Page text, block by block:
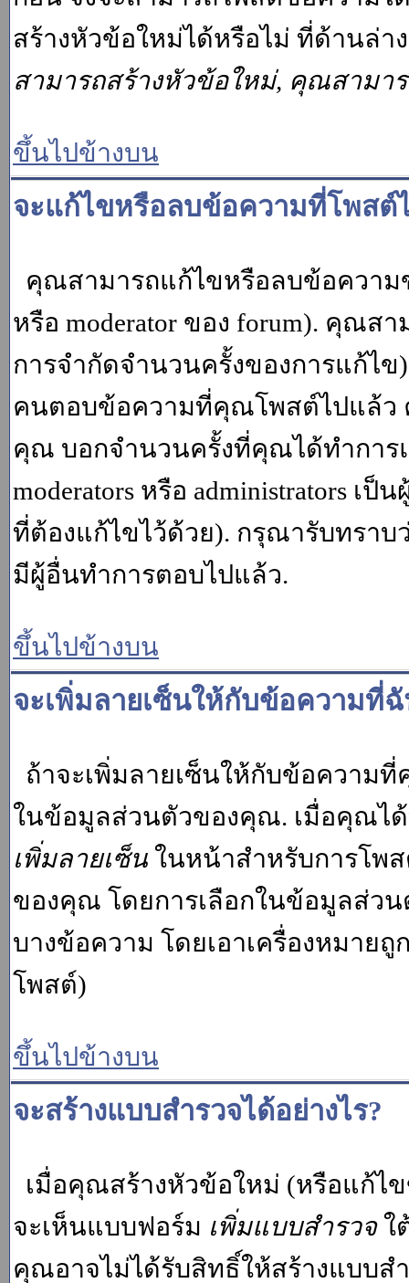
สร้างหัวข้อใหม่ได้หรือไม่ ที่ด้านล่
สามารถสร้างหัวข้อใหม่, คุณสามา
ขึ้นไปข้างบน
จะแก้ไขหรือลบข้อความที่โพสต์
คุณสามารถแก้ไขหรือลบข้อความ
หรือ moderator ของ forum). คุณส
การจำกัดจำนวนครั้งของการแก้ไ
คนตอบข้อความที่คุณโพสต์ไปแล้ว
คุณ บอกจำนวนครั้งที่คุณได้ทำการ
moderators หรือ administrators เ
ที่ต้องแก้ไขไว้ด้วย). กรุณารับทรา
มีผู้อื่นทำการตอบไปแล้ว.
ขึ้นไปข้างบน
จะเพิ่มลายเซ็นให้กับข้อความที่
ถ้าจะเพิ่มลายเซ็นให้กับข้อความ
ในข้อมูลส่วนตัวของคุณ. เมื่อคุณไ
เพิ่มลายเซ็น ในหน้าสำหรับการโพ
ของคุณ โดยการเลือกในข้อมูลส่ว
บางข้อความ โดยเอาเครื่องหมาย
โพสต์)
ขึ้นไปข้างบน
จะสร้างแบบสำรวจได้อย่างไร?
เมื่อคุณสร้างหัวข้อใหม่ (หรือแก้
จะเห็นแบบฟอร์ม เพิ่มแบบสำรวจใ
คุณอาจไม่ได้รับสิทธิ์ให้สร้างแบบส